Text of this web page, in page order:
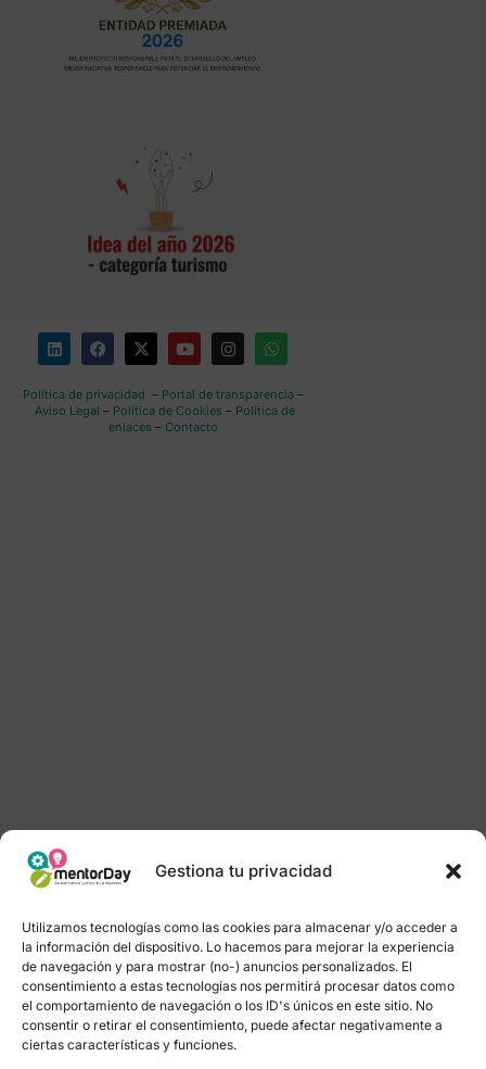
Gestiona tu privacidad
Utilizamos tecnologías como las cookies para almacenar y/o acceder a
la información del dispositivo. Lo hacemos para mejorar la experiencia
de navegación y para mostrar (no-) anuncios personalizados. El
consentimiento a estas tecnologías nos permitirá procesar datos como
el comportamiento de navegación o los ID's únicos en este sitio. No
consentir o retirar el consentimiento, puede afectar negativamente a
ciertas características y funciones.
Política de privacidad – Portal de transparencia–
Aviso Legal – Política de Cookies – Política de
enlaces – Contacto